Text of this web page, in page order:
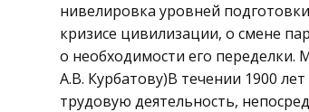
нивелировка уровней
кризисе цивилизации, о смене
о необходимости его
А.В. Курбатову)В течении 1900
трудовую деятельность,